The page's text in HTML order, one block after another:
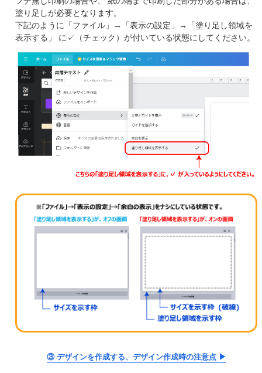
塗り足しが必要となります。
下記のように「ファイル」→「表示の設定」→「塗り足し領域を
表示する」 に✓（チェック）が付いている状態にしてください。
③ デザインを作成する、デザイン作成時の注意点 ▶